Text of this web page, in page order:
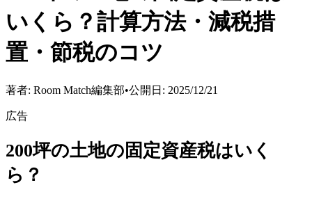
いくら？計算方法・減税措
置・節税のコツ
著者: Room Match編集部•公開日: 2025/12/21
広告
200坪の土地の固定資産税はいく
ら？